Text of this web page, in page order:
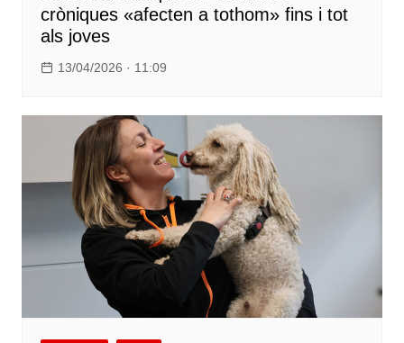
cròniques «afecten a tothom» fins i tot
als joves
13/04/2026 · 11:09